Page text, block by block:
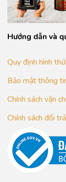
Hướng dẫn và
Quy định hình
Bảo mật thông
Chính sách vận
Chính sách đổi trả